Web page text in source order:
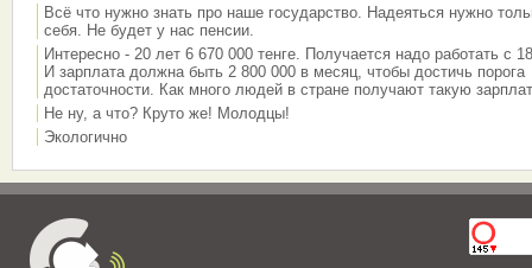
Всё что нужно знать про наше государство. Надеяться нужно
себя. Не будет у нас пенсии.
Интересно - 20 лет 6 670 000 тенге. Получается надо работать с
И зарплата должна быть 2 800 000 в месяц, чтобы достичь порога
достаточности. Как много людей в стране получают такую
Не ну, а что? Круто же! Молодцы!
Экологично